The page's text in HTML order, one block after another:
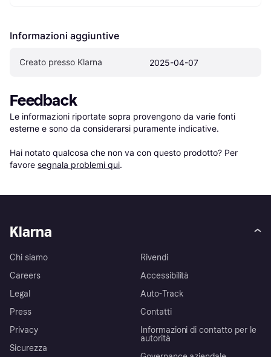
Informazioni aggiuntive
Creato presso Klarna 2025-04-07
Feedback
Le informazioni riportate sopra provengono da varie fonti
esterne e sono da considerarsi puramente indicative.
Hai notato qualcosa che non va con questo prodotto? Per
favore segnala problemi qui.
Klarna
Chi siamo
Careers
Legal
Press
Privacy
Sicurezza
Rivendi
Accessibilità
Auto-Track
Contatti
Informazioni di contatto per le
autorità